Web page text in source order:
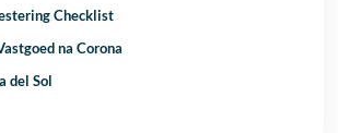
Checklist
na Corona
del Sol